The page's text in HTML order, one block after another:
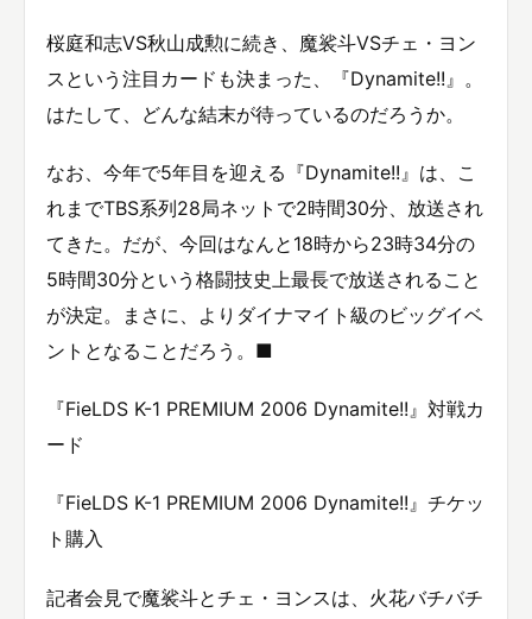
桜庭和志VS秋山成勲に続き、魔裟斗VSチェ・ヨン
スという注目カードも決まった、『Dynamite!!』。
はたして、どんな結末が待っているのだろうか。
なお、今年で5年目を迎える『Dynamite!!』は、こ
れまでTBS系列28局ネットで2時間30分、放送され
てきた。だが、今回はなんと18時から23時34分の
5時間30分という格闘技史上最長で放送されること
が決定。まさに、よりダイナマイト級のビッグイベ
ントとなることだろう。■
『FieLDS K-1 PREMIUM 2006 Dynamite!!』対戦カ
ード
『FieLDS K-1 PREMIUM 2006 Dynamite!!』チケッ
ト購入
記者会見で魔裟斗とチェ・ヨンスは、火花バチバチ